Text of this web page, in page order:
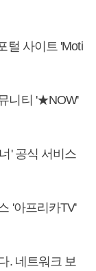
털 사이트 'Moti
니티 '★NOW'
' 공식 서비스
'아프리카TV'
. 네트워크 보